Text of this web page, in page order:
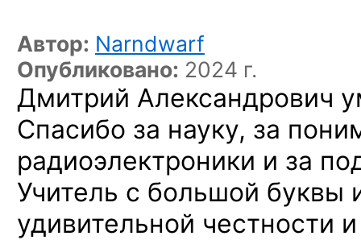
Автор: Narndwarf
Опубликовано: 2024 г.
Дмитрий Александрович
Спасибо за науку, за
радиоэлектроники и за
Учитель с большой буквы
удивительной честности